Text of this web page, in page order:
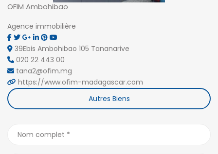
OFIM Ambohibao
Agence immobilière
39Ebis Ambohibao 105 Tananarive
020 22 443 00
tana2@ofim.mg
https://www.ofim-madagascar.com
Autres Biens